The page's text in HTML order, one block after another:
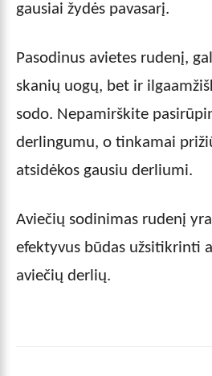
gausiai žydės pavasarį.
Pasodinus avietes rudenį,
skanių uogų, bet ir
sodo. Nepamirškite
derlingumu, o tinkamai
atsidėkos gausiu derliumi.
Aviečių sodinimas rudenį
efektyvus būdas užsitikrinti
aviečių derlių.